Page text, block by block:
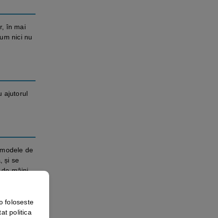
în mai
nici nu
ajutorul
de
și se
mâini
foloseste
politica